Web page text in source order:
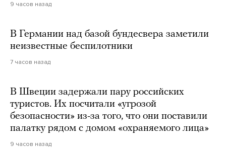
9 часов назад
В Германии над базой бундесвера заметили
неизвестные беспилотники
7 часов назад
В Швеции задержали пару российских
туристов. Их посчитали «угрозой
безопасности» из-за того, что они поставили
палатку рядом с домом «охраняемого лица»
9 часов назад